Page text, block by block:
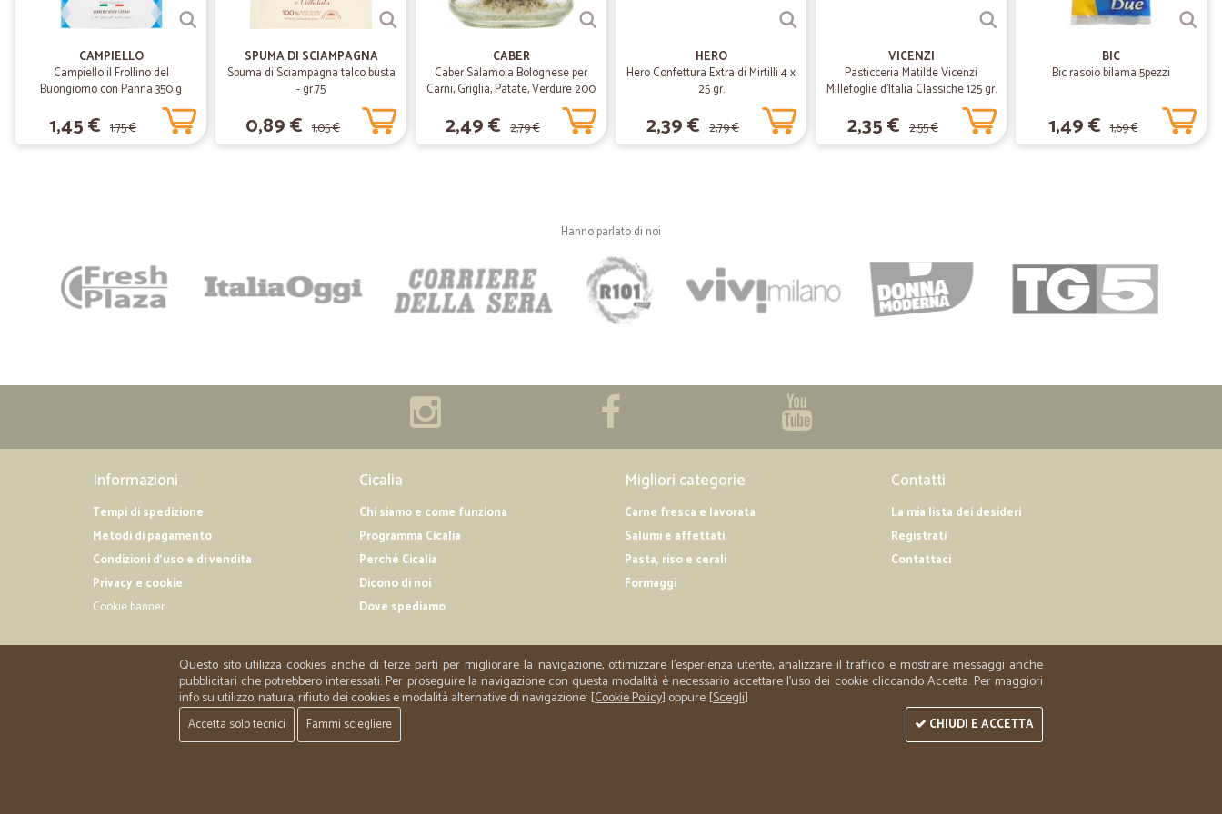
fornitura precisa e rapida
fornitura precisa e rapida
spedizione. Credo proprio di tornare a fare acquisti...lo consiglio
12/07/2019
— Helena B.
CAMPIELLO
Campiello il Frollino del
Buongiorno con Panna 350 g
1,45 € 1,75 €
SPUMA DI SCIAMPAGNA
Spuma di Sciampagna talco busta
- gr.75
0,89 € 1,05 €
CABER
Caber Salamoia Bolognese per
Carni, Griglia, Patate, Verdure 200
2,49 € 2,79 €
HERO
Hero Confettura Extra di Mirtilli 4 x
25 gr.
2,39 € 2,79 €
VICENZI
Pasticceria Matilde Vicenzi
Millefoglie d'Italia Classiche 125 gr.
2,35 € 2,55 €
BIC
Bic rasoio bilama 5pezzi
1,49 € 1,69 €
Hanno parlato di noi
Informazioni
Tempi di spedizione
Metodi di pagamento
Condizioni d'uso e di vendita
Privacy e cookie
Cookie banner
Cicalia
Chi siamo e come funziona
Programma Cicalia
Perché Cicalia
Dicono di noi
Dove spediamo
Migliori categorie
Carne fresca e lavorata
Salumi e affettati
Pasta, riso e cerali
Formaggi
Contatti
La mia lista dei desideri
Registrati
Contattaci
Questo sito utilizza cookies anche di terze parti per migliorare la navigazione, ottimizzare l'esperienza utente, analizzare il traffico e mostrare messaggi anche
pubblicitari che potrebbero interessati. Per proseguire la navigazione con questa modalità è necessario accettare l'uso dei cookie cliccando Accetta. Per maggiori
info su utilizzo, natura, rifiuto dei cookies e modalità alternative di navigazione: [Cookie Policy] oppure [Scegli]
Accetta solo tecnici Fammi sciegliere CHIUDI E ACCETTA